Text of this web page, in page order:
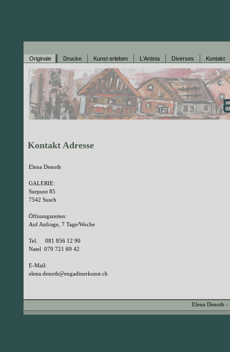
Originale Drucke Kunst erleben L'Artista Diverses Kontakt
Kontakt Adresse
Elena Denoth
GALERIE:
Surpunt 85
7542 Susch
Öffnungszeiten:
Auf Anfrage, 7 Tage/Woche
Tel. 081 856 12 90
Natel 079 721 69 42
E-Mail:
elena.denoth@engadinerkunst.ch
Elena Denoth -